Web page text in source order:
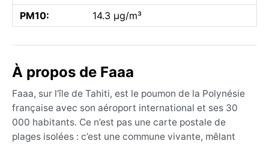
PM10:
14.3 µg/m³
À propos de Faaa
Faaa, sur l’île de Tahiti, est le poumon de la Polynésie
française avec son aéroport international et ses 30
000 habitants. Ce n’est pas une carte postale de
plages isolées : c’est une commune vivante, mêlant